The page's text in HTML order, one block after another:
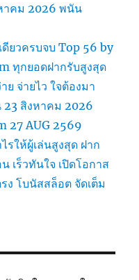
าคม 2026 พนัน
ยวครบจบ Top 56 by
ทุกยอดฝากรับสูงสุด
ย จ่ายไว ใจต้องมา
สิงหาคม 2026
27 AUG 2569
รให้ผู้เล่นสูงสุด ฝาก
เร็วทันใจ เปิดโอกาส
ง โบนัสสล็อต จัดเต็ม